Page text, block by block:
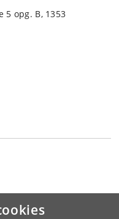
5 opg. B, 1353